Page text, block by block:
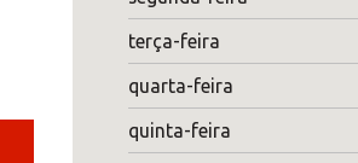
terça-feira
quarta-feira
quinta-feira